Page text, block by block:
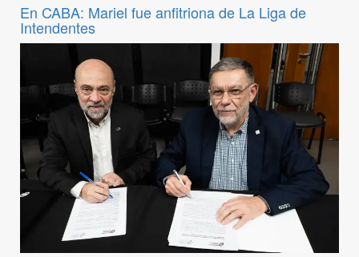
En CABA: Mariel fue anfitriona de La Liga de
Intendentes